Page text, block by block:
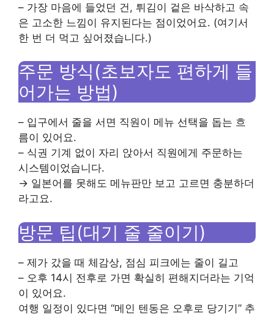
– 가장 마음에 들었던 건, 튀김이 겉은 바삭하고 속
은 고소한 느낌이 유지된다는 점이었어요. (여기서
한 번 더 먹고 싶어졌습니다.)
주문 방식(초보자도 편하게 들
어가는 방법)
– 입구에서 줄을 서면 직원이 메뉴 선택을 돕는 흐
름이 있어요.
– 식권 기계 없이 자리 앉아서 직원에게 주문하는
시스템이었습니다.
→ 일본어를 못해도 메뉴판만 보고 고르면 충분하더
라고요.
방문 팁(대기 줄 줄이기)
– 제가 갔을 때 체감상, 점심 피크에는 줄이 길고
– 오후 14시 전후로 가면 확실히 편해지더라는 기억
이 있어요.
여행 일정이 있다면 “메인 텐동은 오후로 당기기” 추